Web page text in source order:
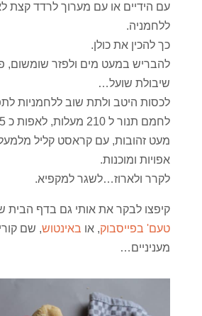
עם הידיים או עם מערוך לרדד קצת
ללחמניה.
כך להכין את כולן.
להבריש במעט מים ולפזר שומשום,
שיבולת שועל…
לכסות היטב ולתת שוב ללחמניות לתפוח כ
מעט זהובות, עם קראסט קליל
אפויות ומוכנות.
לקרר ולארוז…לשגר למקפיא.
קיפצו לבקר את אותי גם בדף הבית
טעם' בפייסבוק, או באינטוש, שם
מעניניים…